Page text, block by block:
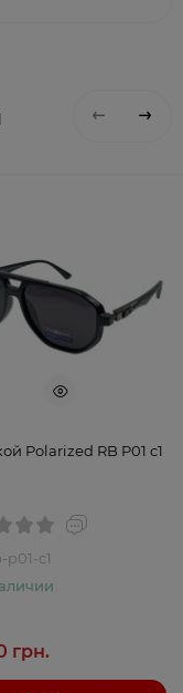
Polarized RB P01 c1
p01-c1
грн.